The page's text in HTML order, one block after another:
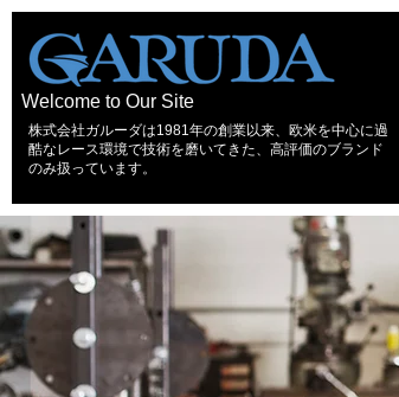
Welcome to Our Site
株式会社ガルーダは1981年の創業以来、欧米を中心に過
酷なレース環境で技術を磨いてきた、高評価のブランド
のみ扱っています。